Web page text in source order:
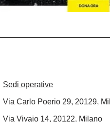
Sedi operative
Via Carlo Poerio 29, 20129,
Via Vivaio 14, 20122, Milano